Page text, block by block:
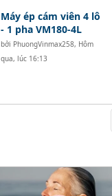
Máy ép cám viên 4 lô
- 1 pha VM180-4L
bởi PhuongVinmax258, Hôm
qua, lúc 16:13